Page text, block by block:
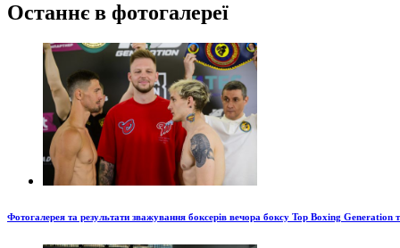
Останнє в фотогалереї
Фотогалерея та результати зважування боксерів вечора боксу Top Boxing Generation